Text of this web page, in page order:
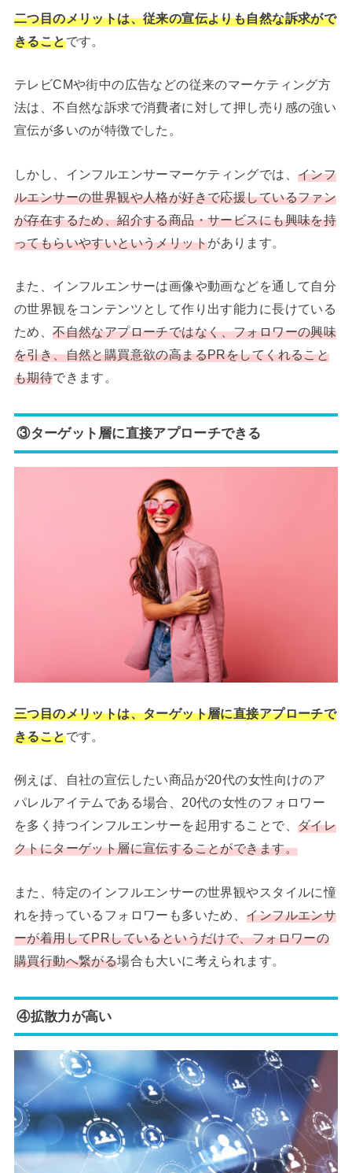
二つ目のメリットは、従来の宣伝よりも自然な訴求がで
きることです。
テレビCMや街中の広告などの従来のマーケティング方
法は、不自然な訴求で消費者に対して押し売り感の強い
宣伝が多いのが特徴でした。
しかし、 インフルエンサーマーケティングでは、 インフ
ルエンサーの世界観や人格が好きで応援しているファン
が存在するため、紹介する商品・サービスにも興味を持
ってもらいやすいというメリットがあります。
また、インフルエンサーは画像や動画などを通して自分
の世界観をコンテンツとして作り出す能力に長けている
ため、不自然なアプローチではなく、フォロワーの興味
を引き、自然と購買意欲の高まるPRをしてくれること
も期待できます。
③ターゲット層に直接アプローチできる
三つ目のメリットは、ターゲット層に直接アプローチで
きることです。
例えば、自社の宣伝したい商品が20代の女性向けのア
パレルアイテムである場合、20代の女性のフォロワー
を多く持つインフルエンサーを起用することで、 ダイレ
クトにターゲット層に宣伝することができます。
また、特定のインフルエンサーの世界観やスタイルに憧
れを持っているフォロワーも多いため、 インフルエンサ
ーが着用してPRしているというだけで、フォロワーの
購買行動へ繋がる場合も大いに考えられます。
④拡散力が高い